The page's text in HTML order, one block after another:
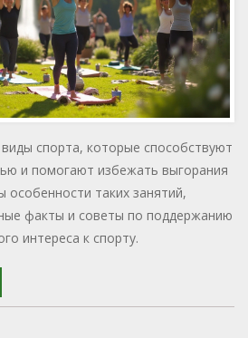
спорта, которые способствуют
и помогают избежать выгорания
особенности таких занятий,
факты и советы по поддержанию
интереса к спорту.